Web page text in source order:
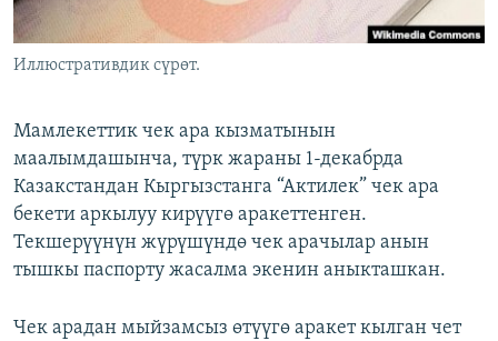
Иллюстративдик сүрөт.
Мамлекеттик чек ара кызматынын
маалымдашынча, түрк жараны 1-декабрда
Казакстандан Кыргызстанга “Актилек” чек ара
бекети аркылуу кирүүгө аракеттенген.
Текшерүүнүн жүрүшүндө чек арачылар анын
тышкы паспорту жасалма экенин аныкташкан.
Чек арадан мыйзамсыз өтүүгө аракет кылган чет